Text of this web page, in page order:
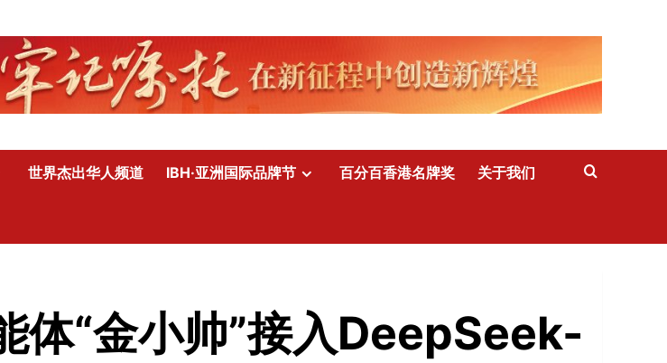
世界杰出华人频道 IBH·亚洲国际品牌节 百分百香港名牌奖 关于我们
体“金小帅”接入DeepSeek-